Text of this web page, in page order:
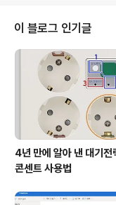
- [숨 고르기] - 집에서 죽고
아버지는 경북 구미시 원평
박정희 집권시기에 구미가 도
번지가 시내 중심가로 개발
만 지키고 살았으면 훨씬 잘
집은 마당에 큰 감나무와 ..
이 블로그 인기글
4년 만에 알아 낸 대기전
콘센트 사용법